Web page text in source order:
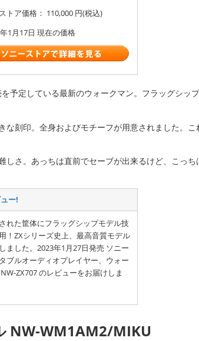
トア価格： 110,000 円(税込)
1月17日 現在の価格
予定している最新のウォークマン。フラッグシッ
刻印。全身およびモチーフが用意されました。こ
さ。あっちは直前でセーブが出来るけど、こっち
ー!
れた筐体にフラッグシップモデル技
！ZXシリーズ史上、最高音質モデル
ました。2023年1月27日発売 ソニー
ブルオーディオプレイヤー、ウォー
ZX707 のレビューをお届けしま
NW-WM1AM2/MIKU